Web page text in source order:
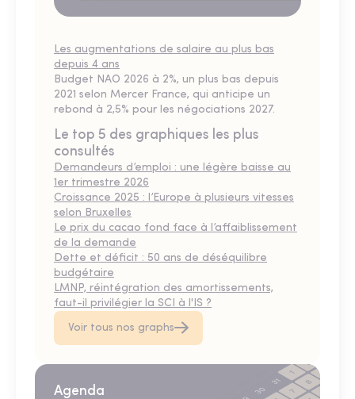
Les augmentations de salaire au plus bas
depuis 4 ans
Budget NAO 2026 à 2%, un plus bas depuis
2021 selon Mercer France, qui anticipe un
rebond à 2,5% pour les négociations 2027.
Le top 5 des graphiques les plus
consultés
Demandeurs d’emploi : une légère baisse au
1er trimestre 2026
Croissance 2025 : l’Europe à plusieurs vitesses
selon Bruxelles
Le prix du cacao fond face à l’affaiblissement
de la demande
Dette et déficit : 50 ans de déséquilibre
budgétaire
LMNP, réintégration des amortissements,
faut-il privilégier la SCI à l'IS ?
Voir tous nos graphs
Agenda